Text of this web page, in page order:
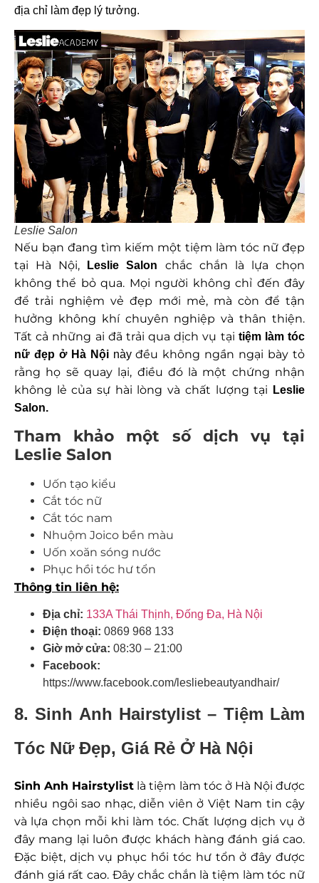
địa chỉ làm đẹp lý tưởng.
Leslie Salon
Nếu bạn đang tìm kiếm một tiệm làm tóc nữ đẹp
tại Hà Nội,
Leslie Salon
chắc chắn là lựa chọn
không thể bỏ qua. Mọi người không chỉ đến đây
để trải nghiệm vẻ đẹp mới mẻ, mà còn để tận
hưởng không khí chuyên nghiệp và thân thiện.
Tất cả những ai đã trải qua dịch vụ tại tiệm làm tóc
nữ đẹp ở Hà Nội nàyđều không ngần ngại bày tỏ
rằng họ sẽ quay lại, điều đó là một chứng nhận
không lẻ của sự hài lòng và chất lượng tại
Leslie
Salon.
Tham khảo một số dịch vụ tại
Leslie Salon
Uốn tạo kiểu
Cắt tóc nữ
Cắt tóc nam
Nhuộm Joico bền màu
Uốn xoăn sóng nước
Phục hồi tóc hư tổn
Thông tin liên hệ:
Địa chỉ: 133A Thái Thịnh, Đống Đa, Hà Nội
Điện thoại: 0869 968 133
Giờ mở cửa: 08:30 – 21:00
Facebook:
https://www.facebook.com/lesliebeautyandhair/
8. Sinh Anh Hairstylist – Tiệm Làm
Tóc Nữ Đẹp, Giá Rẻ Ở Hà Nội
Sinh Anh Hairstylist là tiệm làm tóc ở Hà Nội được
nhiều ngôi sao nhạc, diễn viên ở Việt Nam tin cậy
và lựa chọn mỗi khi làm tóc. Chất lượng dịch vụ ở
đây mang lại luôn được khách hàng đánh giá cao.
Đặc biệt, dịch vụ phục hồi tóc hư tổn ở đây được
đánh giá rất cao. Đây chắc chắn là tiệm làm tóc nữ